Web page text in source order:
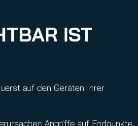
IST
auf den Geräten Ihrer
Angriffe auf Endpunkte